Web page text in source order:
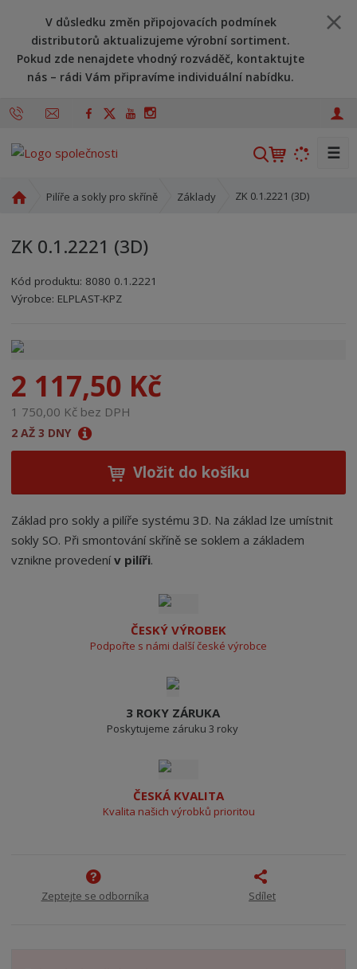
V důsledku změn připojovacích podmínek
distributorů aktualizujeme výrobní sortiment.
Pokud zde nenajdete vhodný rozváděč, kontaktujte
nás – rádi Vám připravíme individuální nabídku.
V
h
☰
d
í
s
Pilíře a sokly pro skříně Základy ZK 0.1.2221 (3D)
ZK 0.1.2221 (3D)
Kód produktu: 8080 0.1.2221
Kód výrobce: 8595208624933
Kód dodavatele:8595208624933
Výrobce: ELPLAST-KPZ
2 117,50 Kč
1 750,00 Kč bez DPH
2 AŽ 3 DNY
Vložit do košíku
Základ pro sokly a pilíře systému 3D. Na základ lze umístnit
sokly SO. Při smontování skříně se soklem a základem
vznikne provedenív pilíři.
ČESKÝ VÝROBEK
Podpořte s námi další české výrobce
3 ROKY ZÁRUKA
Poskytujeme záruku 3 roky
ČESKÁ KVALITA
Kvalita našich výrobků prioritou
Zeptejte se odborníka Sdílet